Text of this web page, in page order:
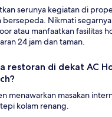
serunya kegiatan di
bersepeda. Nikmati
atau manfaatkan fasilitas
24 jam dan taman.
restoran di dekat AC
menawarkan masakan
kolam renang.